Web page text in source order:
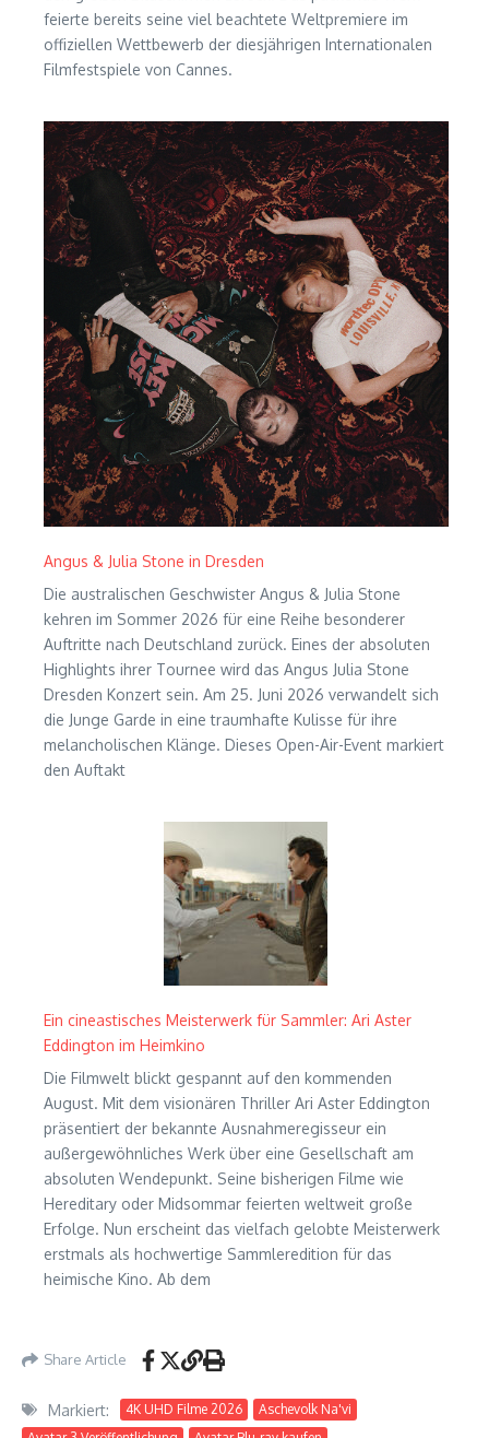
feierte bereits seine viel beachtete Weltpremiere im
offiziellen Wettbewerb der diesjährigen Internationalen
Filmfestspiele von Cannes.
Angus & Julia Stone in Dresden
Die australischen Geschwister Angus & Julia Stone
kehren im Sommer 2026 für eine Reihe besonderer
Auftritte nach Deutschland zurück. Eines der absoluten
Highlights ihrer Tournee wird das Angus Julia Stone
Dresden Konzert sein. Am 25. Juni 2026 verwandelt sich
die Junge Garde in eine traumhafte Kulisse für ihre
melancholischen Klänge. Dieses Open-Air-Event markiert
den Auftakt
Ein cineastisches Meisterwerk für Sammler: Ari Aster
Eddington im Heimkino
Die Filmwelt blickt gespannt auf den kommenden
August. Mit dem visionären Thriller Ari Aster Eddington
präsentiert der bekannte Ausnahmeregisseur ein
außergewöhnliches Werk über eine Gesellschaft am
absoluten Wendepunkt. Seine bisherigen Filme wie
Hereditary oder Midsommar feierten weltweit große
Erfolge. Nun erscheint das vielfach gelobte Meisterwerk
erstmals als hochwertige Sammleredition für das
heimische Kino. Ab dem
Share Article
Markiert: 4K UHD Filme 2026
Aschevolk Na'vi